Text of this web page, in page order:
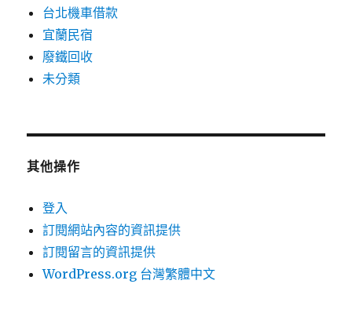
台北機車借款
宜蘭民宿
廢鐵回收
未分類
其他操作
登入
訂閱網站內容的資訊提供
訂閱留言的資訊提供
WordPress.org 台灣繁體中文